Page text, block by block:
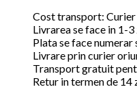
Cost transport:
Livrarea se face in 1-
Plata se face numerar
Livrare prin curier
Transport gratuit
Retur in termen de 14